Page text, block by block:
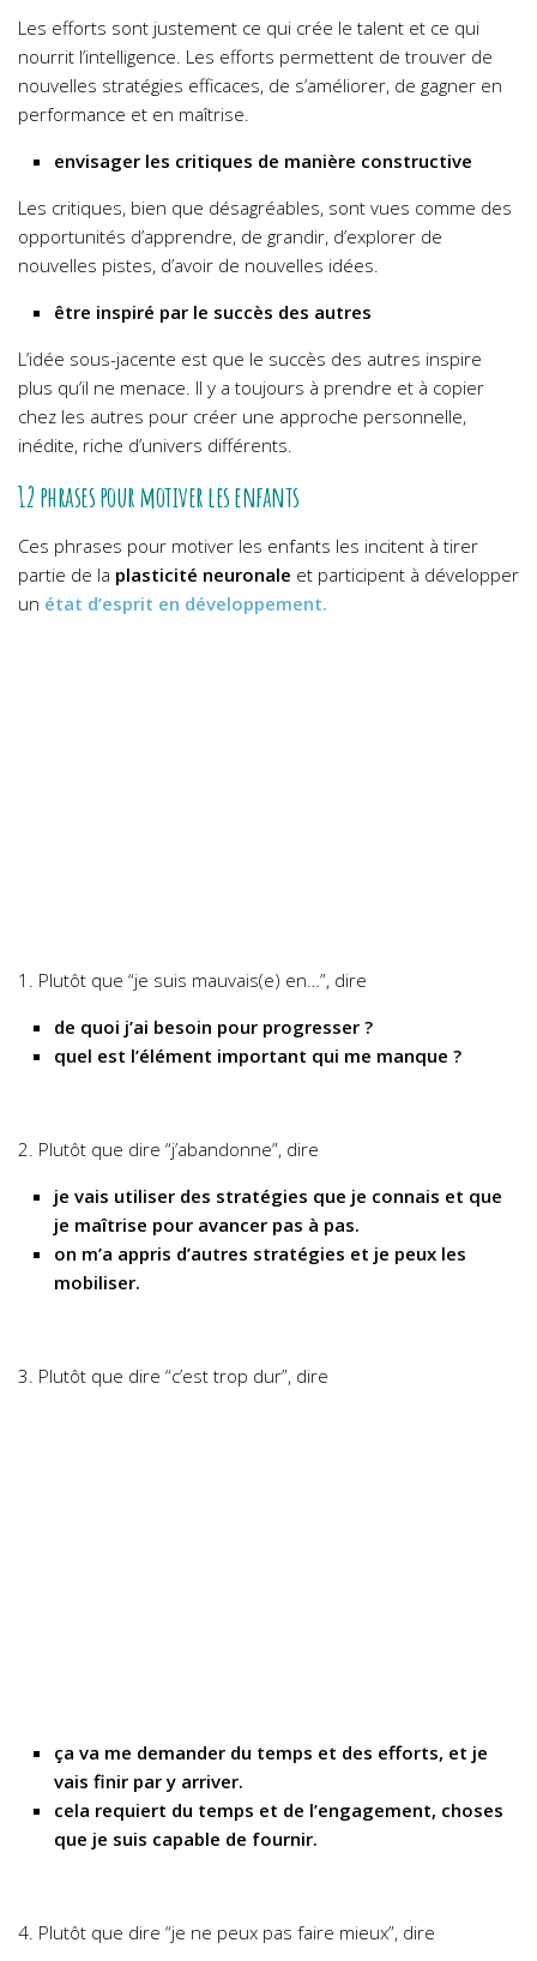
Les efforts sont justement ce qui crée le talent et ce qui
nourrit l’intelligence. Les efforts permettent de trouver de
nouvelles stratégies efficaces, de s’améliorer, de gagner en
performance et en maîtrise.
envisager les critiques de manière constructive
Les critiques, bien que désagréables, sont vues comme des
opportunités d’apprendre, de grandir, d’explorer de
nouvelles pistes, d’avoir de nouvelles idées.
être inspiré par le succès des autres
L’idée sous-jacente est que le succès des autres inspire
plus qu’il ne menace. Il y a toujours à prendre et à copier
chez les autres pour créer une approche personnelle,
inédite, riche d’univers différents.
12 phrases pour motiver les enfants
Ces phrases pour motiver les enfants les incitent à tirer
partie de la plasticité neuronale et participent à développer
un état d’esprit en développement.
1. Plutôt que “je suis mauvais(e) en…”, dire
de quoi j’ai besoin pour progresser ?
quel est l’élément important qui me manque ?
2. Plutôt que dire “j’abandonne”, dire
je vais utiliser des stratégies que je connais et que
je maîtrise pour avancer pas à pas.
on m’a appris d’autres stratégies et je peux les
mobiliser.
3. Plutôt que dire “c’est trop dur”, dire
ça va me demander du temps et des efforts, et je
vais finir par y arriver.
cela requiert du temps et de l’engagement, choses
que je suis capable de fournir.
4. Plutôt que dire “je ne peux pas faire mieux”, dire